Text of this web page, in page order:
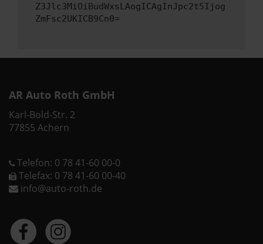
Z3Jlc3MiOiBudWxsLAogICAgInJpc2t5Ijog
ZmFsc2UKICB9Cn0=
AR Auto Roth GmbH
Karl-Bold-Str. 2
77855 Achern
Telefon: 0 78 41-60 00-0
Telefax: 0 78 41-60 00-40
info@auto-roth.de